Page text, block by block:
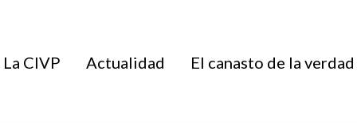
La CIVP Actualidad El canasto de la verdad